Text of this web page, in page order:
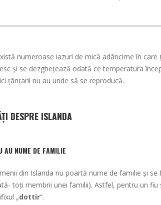
numeroase iazuri de mică adâncime în
și se dezghețează odată ce temperatura
țânțarii nu au unde să se reproducă.
DESPRE ISLANDA
AU NUME DE FAMILIE
din Islanda nu poartă nume de familie și
toți membrii unei familii). Astfel, pentru un fiu
„dottir”.